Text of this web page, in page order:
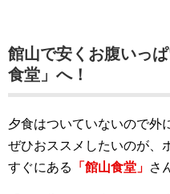
館山で安くお腹いっ
食堂」へ！
夕食はついていないので外
ぜひおススメしたいのが、
すぐにある
「館山食堂」 さ